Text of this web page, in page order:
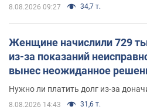
8.08.2026 09:27 34,7 т.
Женщине начислили 729
из-за показаний
вынес неожиданное
Нужно ли платить долг из-за
8.08.2026 14:43 31,6 т.